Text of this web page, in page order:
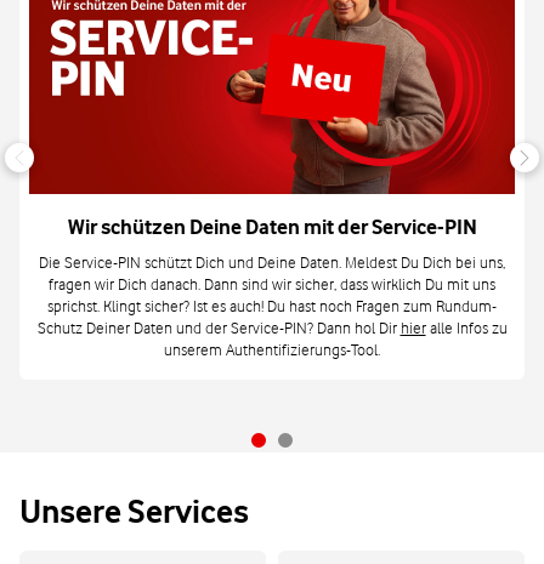
Wir schützen Deine Daten mit der Service-PIN
Die Service-PIN schützt Dich und Deine Daten. Meldest Du Dich bei uns,
fragen wir Dich danach. Dann sind wir sicher, dass wirklich Du mit uns
sprichst. Klingt sicher? Ist es auch! Du hast noch Fragen zum Rundum-
Schutz Deiner Daten und der Service-PIN? Dann hol Dir hieralle Infos zu
unserem Authentifizierungs-Tool.
Unsere Services